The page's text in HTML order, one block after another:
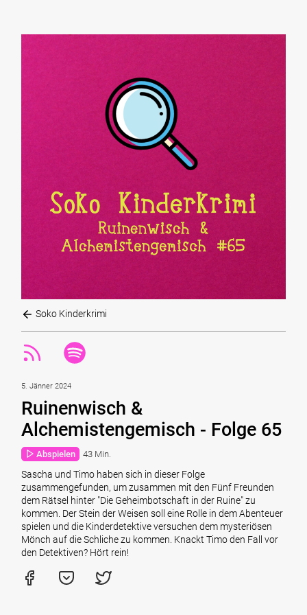
Soko Kinderkrimi
5. Jänner 2024
Ruinenwisch &
Alchemistengemisch - Folge 65
Abspielen 43 Min.
Sascha und Timo haben sich in dieser Folge
zusammengefunden, um zusammen mit den Fünf Freunden
dem Rätsel hinter "Die Geheimbotschaft in der Ruine" zu
kommen. Der Stein der Weisen soll eine Rolle in dem Abenteuer
spielen und die Kinderdetektive versuchen dem mysteriösen
Mönch auf die Schliche zu kommen. Knackt Timo den Fall vor
den Detektiven? Hört rein!